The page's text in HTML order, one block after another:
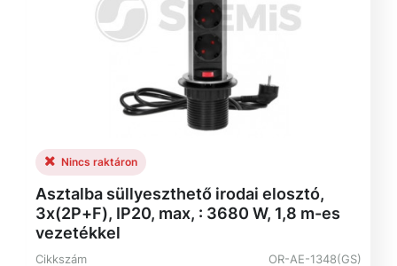
Nincs raktáron
Asztalba süllyeszthető irodai elosztó,
3x(2P+F), IP20, max, : 3680 W, 1,8 m-es
vezetékkel
Cikkszám OR-AE-1348(GS)